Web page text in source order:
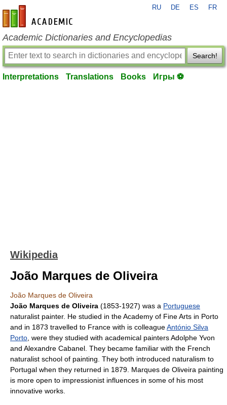
en-academic.com
RU DE ES FR
Academic Dictionaries and Encyclopedias
Search!
Interpretations Translations Books Игры ⚽
Wikipedia
João Marques de Oliveira
João Marques de Oliveira
João Marques de Oliveira (1853-1927) was a Portuguese
naturalist painter. He studied in the Academy of Fine Arts in Porto
and in 1873 travelled to France with is colleagueAntónio Silva
Porto , were they studied with academical paintersAdolphe Yvon
and Alexandre Cabanel . They became familiar with the French
naturalist school of painting. They both introduced naturalism to
Portugal when they returned in 1879. Marques de Oliveira painting
is more open to impressionist influences in some of his most
innovative works.